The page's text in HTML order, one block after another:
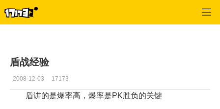
盾战经验
2008-12-03 17173
盾讲的是爆率高，爆率是PK胜负的关键